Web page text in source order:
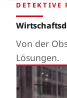
DETEKTIVE
Von der
Lösungen.